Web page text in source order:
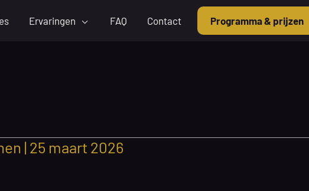
Ervaringen FAQ Contact Programma & prijzen
| 25 maart 2026